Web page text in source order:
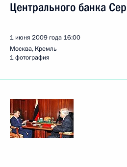
Центрального банка
1 июня 2009 года 16:00
Москва, Кремль
1 фотография